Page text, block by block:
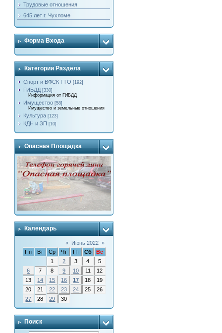
Трудовые отношения
645 лет г. Чухломе
Форма Входа
Категории Раздела
Спорт и ВФСК ГТО [192]
ГИБДД [330]
Информация от ГИБДД
Имущество [58]
Имущество и земельные отношения
Культура [123]
КДН и ЗП [10]
Опасная Площадка
Календарь
« Июнь 2022 »
Пн
Вт Ср Чт Пт Сб
Вс
1
2 3 4
5
6
7 8 9 10 11
12
13
14 15 16 17 18
19
20
21 22 23 24 25
26
27
28 29 30
Поиск